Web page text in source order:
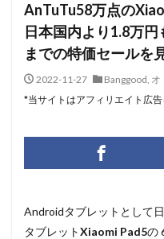
AnTuTu58万点の
日本国内より1.8万
までの特価セールを
2022-11-27 Banggood, オ
*当サイトはアフィリエイト広告
Androidタブレットとして
タブレットXiaomi Pad5の